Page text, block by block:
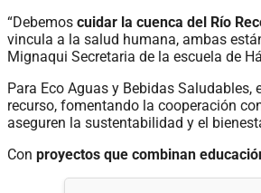
“Debemos cuidar la cuenca del Río
vincula a la salud humana, ambas
Mignaqui Secretaria de la escuela de
Para Eco Aguas y Bebidas Saludables,
recurso, fomentando la cooperación
aseguren la sustentabilidad y el
Con proyectos que combinan